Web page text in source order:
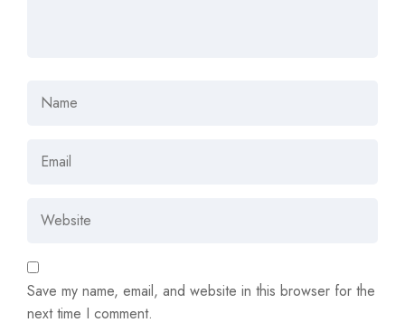
Save my name, email, and website in this browser for the
next time I comment.